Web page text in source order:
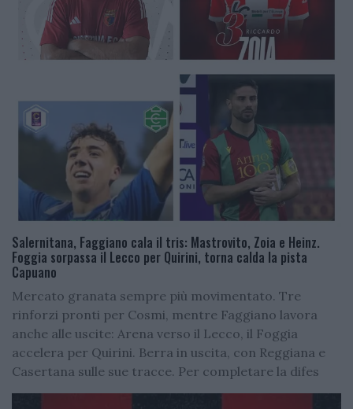
Salernitana, Faggiano cala il tris: Mastrovito, Zoia e Heinz.
Foggia sorpassa il Lecco per Quirini, torna calda la pista
Capuano
Mercato granata sempre più movimentato. Tre
rinforzi pronti per Cosmi, mentre Faggiano lavora
anche alle uscite: Arena verso il Lecco, il Foggia
accelera per Quirini. Berra in uscita, con Reggiana e
Casertana sulle sue tracce. Per completare la difes